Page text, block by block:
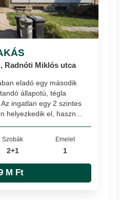
Radnóti Miklós utca
eladó egy második
állapotú, tégla
ingatlan egy 2 szintes
helyezkedik el, haszn...
Szobák
2+1
Emelet
1
M Ft